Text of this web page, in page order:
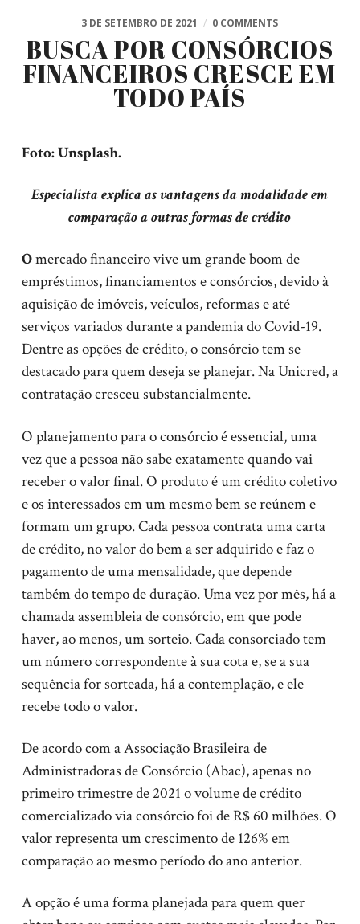
3 DE SETEMBRO DE 2021 / 0 COMMENTS
BUSCA POR CONSÓRCIOS
FINANCEIROS CRESCE EM
TODO PAÍS
Foto: Unsplash.
Especialista explica as vantagens da modalidade em
comparação a outras formas de crédito
Omercado financeiro vive um grande boom de
empréstimos, financiamentos e consórcios, devido à
aquisição de imóveis, veículos, reformas e até
serviços variados durante a pandemia do Covid-19.
Dentre as opções de crédito, o consórcio tem se
destacado para quem deseja se planejar. Na Unicred, a
contratação cresceu substancialmente.
O planejamento para o consórcio é essencial, uma
vez que a pessoa não sabe exatamente quando vai
receber o valor final. O produto é um crédito coletivo
e os interessados em um mesmo bem se reúnem e
formam um grupo. Cada pessoa contrata uma carta
de crédito, no valor do bem a ser adquirido e faz o
pagamento de uma mensalidade, que depende
também do tempo de duração. Uma vez por mês, há a
chamada assembleia de consórcio, em que pode
haver, ao menos, um sorteio. Cada consorciado tem
um número correspondente à sua cota e, se a sua
sequência for sorteada, há a contemplação, e ele
recebe todo o valor.
De acordo com a Associação Brasileira de
Administradoras de Consórcio (Abac), apenas no
primeiro trimestre de 2021 o volume de crédito
comercializado via consórcio foi de R$ 60 milhões. O
valor representa um crescimento de 126% em
comparação ao mesmo período do ano anterior.
A opção é uma forma planejada para quem quer